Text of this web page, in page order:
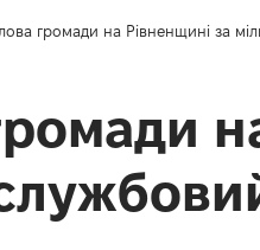
громади на Рівненщині за